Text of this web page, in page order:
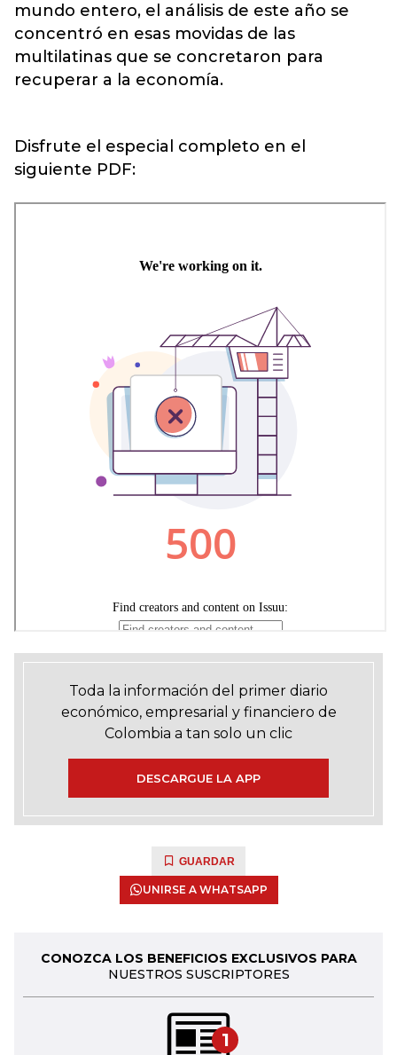
mundo entero, el análisis de este año se
concentró en esas movidas de las
multilatinas que se concretaron para
recuperar a la economía.
Disfrute el especial completo en el
siguiente PDF:
Toda la información del primer diario
económico, empresarial y financiero de
Colombia a tan solo un clic
DESCARGUE LA APP
GUARDAR
UNIRSE A WHATSAPP
CONOZCA LOS BENEFICIOS EXCLUSIVOS PARA
NUESTROS SUSCRIPTORES
1